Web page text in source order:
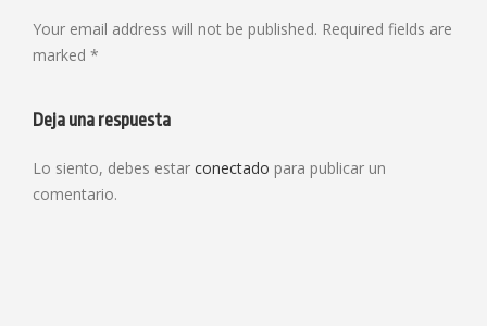
Your email address will not be published. Required fields are
marked *
Deja una respuesta
Lo siento, debes estar conectado para publicar un
comentario.